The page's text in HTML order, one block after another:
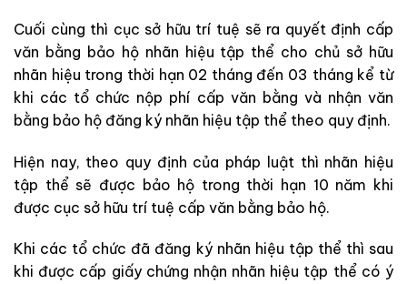
Cuối cùng thì cục sở hữu trí tuệ sẽ ra quyết định cấp
văn bằng bảo hộ nhãn hiệu tập thể cho chủ sở hữu
nhãn hiệu trong thời hạn 02 tháng đến 03 tháng kể từ
khi các tổ chức nộp phí cấp văn bằng và nhận văn
bằng bảo hộ đăng ký nhãn hiệu tập thể theo quy định.
Hiện nay, theo quy định của pháp luật thì nhãn hiệu
tập thể sẽ được bảo hộ trong thời hạn 10 năm khi
được cục sở hữu trí tuệ cấp văn bằng bảo hộ.
Khi các tổ chức đã đăng ký nhãn hiệu tập thể thì sau
khi được cấp giấy chứng nhận nhãn hiệu tập thể có ý